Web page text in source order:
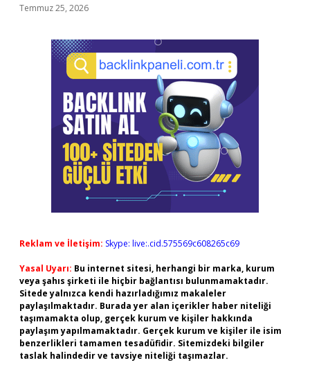
Temmuz 25, 2026
Reklam ve İletişim: Skype: live:.cid.575569c608265c69
Yasal Uyarı: Bu internet sitesi, herhangi bir marka, kurum
veya şahıs şirketi ile hiçbir bağlantısı bulunmamaktadır.
Sitede yalnızca kendi hazırladığımız makaleler
paylaşılmaktadır. Burada yer alan içerikler haber niteliği
taşımamakta olup, gerçek kurum ve kişiler hakkında
paylaşım yapılmamaktadır. Gerçek kurum ve kişiler ile isim
benzerlikleri tamamen tesadüfidir. Sitemizdeki bilgiler
taslak halindedir ve tavsiye niteliği taşımazlar.